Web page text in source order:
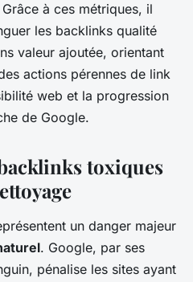
à ces métriques, il
les backlinks qualité
valeur ajoutée, orientant
actions pérennes de link
web et la progression
de Google.
toxiques
un danger majeur
. Google, par ses
pénalise les sites ayant